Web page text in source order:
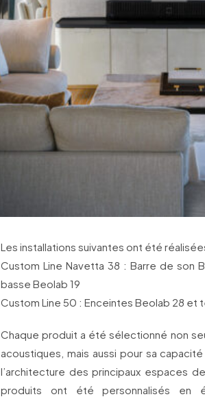
Les installations suivantes ont été
Custom Line Navetta 38 : Barre de son
basse Beolab 19
Custom Line 50 : Enceintes Beolab 28 et
Chaque produit a été sélectionné non
acoustiques, mais aussi pour sa
l’architecture des principaux espaces
produits ont été personnalisés en